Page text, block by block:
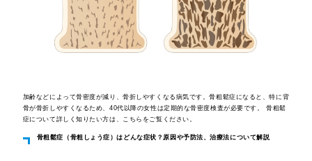
加齢などによって骨密度が減り、骨折しやすくなる病気です。骨粗鬆症になると、特に背
骨が骨折しやすくなるため、40代以降の女性は定期的な骨密度検査が必要です。 骨粗鬆
症について詳しく知りたい方は、こちらをご覧ください。
骨粗鬆症（骨粗しょう症）はどんな症状？原因や予防法、治療法について解説